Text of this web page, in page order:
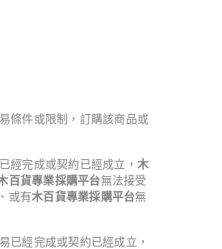
條件或限制，訂購該商品或
經完成或契約已經成立， 木
百貨專業採購平台無法接受
或有木百貨專業採購平台無
已經完成或契約已經成立，